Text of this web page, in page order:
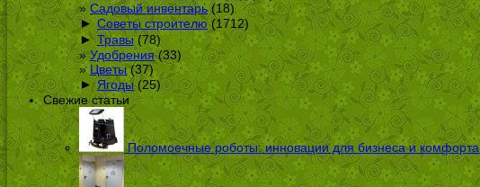
Садовый инвентарь(18)
► Советы строителю(1712)
► Травы(78)
Удобрения(33)
Цветы(37)
► Ягоды(25)
Свежие статьи
Поломоечные роботы: инновации для бизнеса и комфорта